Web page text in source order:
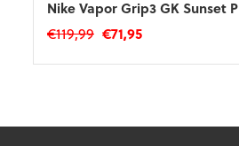
Nike Vapor Grip3 GK Sunset
€119,99 Oorspronkelijke
€71,95Huidige
Dit